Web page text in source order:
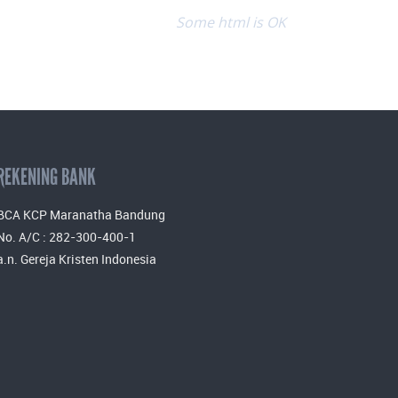
Some html is OK
BANK
KCP Maranatha Bandung
A/C : 282-300-400-1
Gereja Kristen Indonesia